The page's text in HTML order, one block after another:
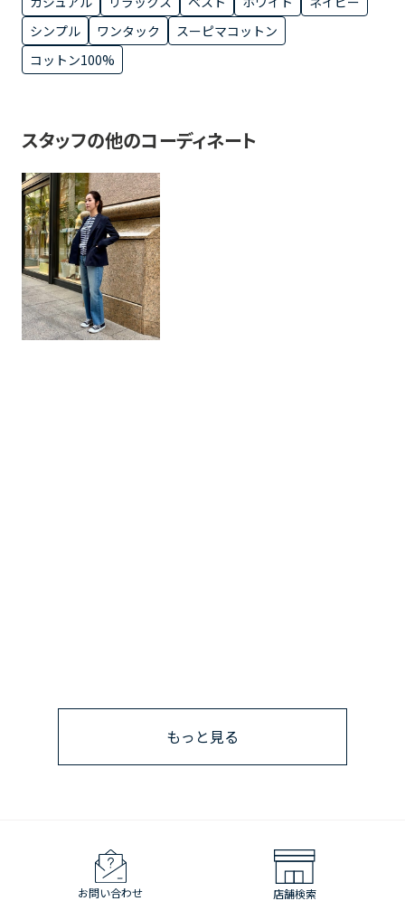
シンプル
ワンタック
スーピマコットン
コットン100%
スタッフの他のコーディネート
もっと見る
お問い合わせ 店舗検索